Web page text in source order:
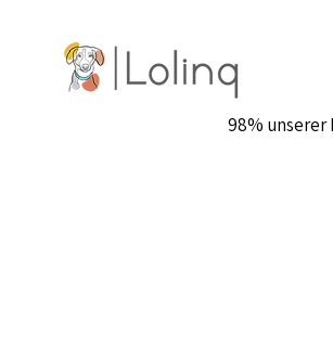
98% unserer